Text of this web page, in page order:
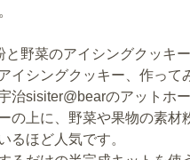
と野菜のアイシングクッキ
イシングクッキー、作っ
治sisiter@bearのアットホ
の上に、野菜や果物の素
るほど人気です。